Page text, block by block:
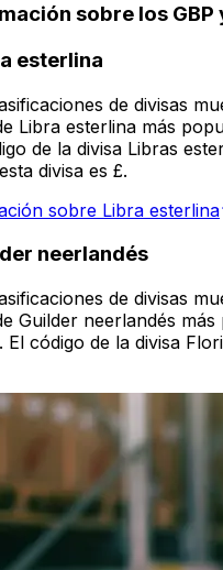
sobre los GBP
esterlina
de divisas
Libra esterlina más
de la divisa Libras
divisa es £.
sobre Libra esterlina
neerlandés
de divisas
Guilder neerlandés
El código de la divisa